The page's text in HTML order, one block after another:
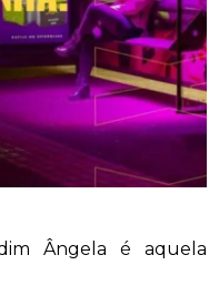
Ângela é aquela